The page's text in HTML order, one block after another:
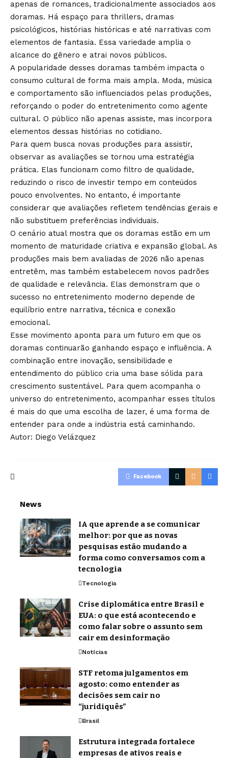
apenas de romances, tradicionalmente associados aos
doramas. Há espaço para thrillers, dramas
psicológicos, histórias históricas e até narrativas com
elementos de fantasia. Essa variedade amplia o
alcance do gênero e atrai novos públicos.
A popularidade desses doramas também impacta o
consumo cultural de forma mais ampla. Moda, música
e comportamento são influenciados pelas produções,
reforçando o poder do entretenimento como agente
cultural. O público não apenas assiste, mas incorpora
elementos dessas histórias no cotidiano.
Para quem busca novas produções para assistir,
observar as avaliações se tornou uma estratégia
prática. Elas funcionam como filtro de qualidade,
reduzindo o risco de investir tempo em conteúdos
pouco envolventes. No entanto, é importante
considerar que avaliações refletem tendências gerais e
não substituem preferências individuais.
O cenário atual mostra que os doramas estão em um
momento de maturidade criativa e expansão global. As
produções mais bem avaliadas de 2026 não apenas
entretêm, mas também estabelecem novos padrões
de qualidade e relevância. Elas demonstram que o
sucesso no entretenimento moderno depende de
equilíbrio entre narrativa, técnica e conexão
emocional.
Esse movimento aponta para um futuro em que os
doramas continuarão ganhando espaço e influência. A
combinação entre inovação, sensibilidade e
entendimento do público cria uma base sólida para
crescimento sustentável. Para quem acompanha o
universo do entretenimento, acompanhar esses títulos
é mais do que uma escolha de lazer, é uma forma de
entender para onde a indústria está caminhando.
Autor: Diego Velázquez
Facebook
News
IA que aprende a se comunicar
melhor: por que as novas
pesquisas estão mudando a
forma como conversamos com a
tecnologia
Tecnologia
Crise diplomática entre Brasil e
EUA: o que está acontecendo e
como falar sobre o assunto sem
cair em desinformação
Notícias
STF retoma julgamentos em
agosto: como entender as
decisões sem cair no
“juridiquês”
Brasil
Estrutura integrada fortalece
empresas de ativos reais e